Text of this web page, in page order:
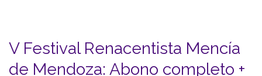
V Festival Renacentista Mencía
de Mendoza: Abono completo +